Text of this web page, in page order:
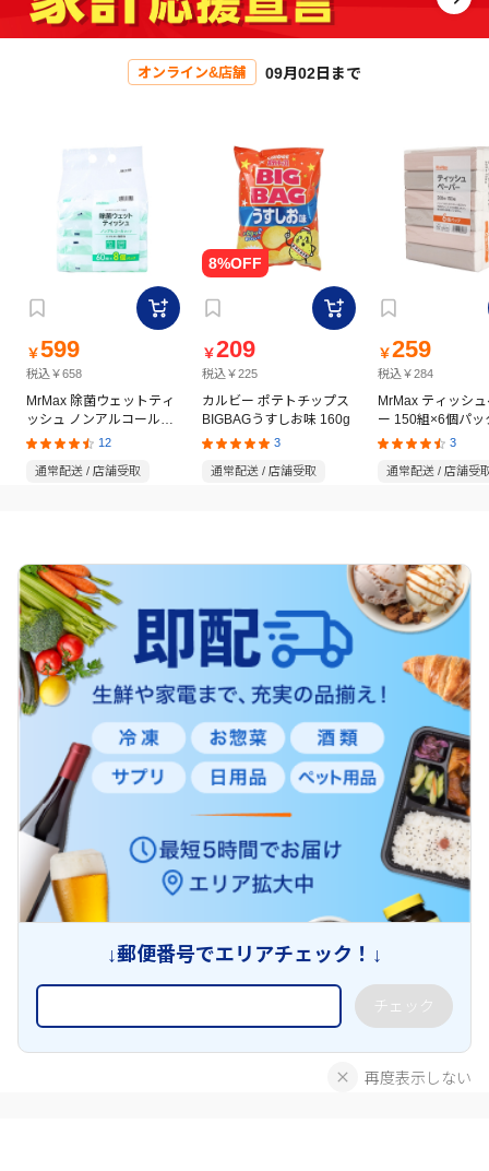
オンライン&店舗 09月02日まで
￥599
税込￥658
MrMax 除菌ウェットティ
ッシュ ノンアルコールタ
イプ 60枚×8個パック
12
通常配送 / 店舗受取
￥209
税込￥225
カルビー ポテトチップス
BIGBAGうすしお味 160g
3
通常配送 / 店舗受取
￥259
税込￥284
MrMax ティッシ
ー 150組×6個パッ
3
通常配送 / 店舗受
↓郵便番号でエリアチェック！↓
チェック
再度表示しない